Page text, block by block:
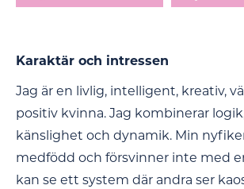
Karaktär och intressen
Jag är en livlig, intelligent, kreativ,
positiv kvinna. Jag kombinerar
känslighet och dynamik. Min
medfödd och försvinner inte med
kan se ett system där andra ser